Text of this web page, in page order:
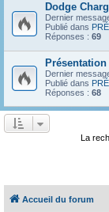
Dodge
Dernier
Publié dans
Réponses : 69
Présentation
Dernier
Publié dans
Réponses : 68
La
Accueil du forum